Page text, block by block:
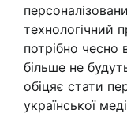
технологічний
потрібно чесно
більше не
обіцяє стати
української